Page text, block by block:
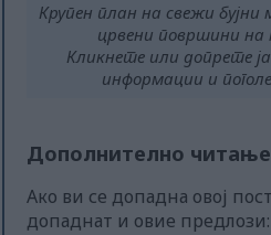
Крупен план на свежи бујни
црвени површини на
Кликнете или допрете
информации и
Дополнително читање
Ако ви се допадна овој
допаднат и овие предлози: